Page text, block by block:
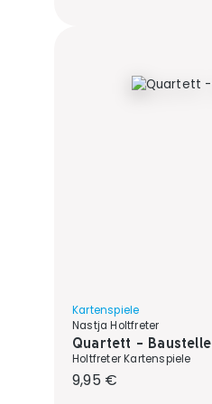
Kartenspiele
Nastja Holtfreter
Quartett - Baustelle
Holtfreter Kartenspiele
Regulärer Preis:
9,95 €